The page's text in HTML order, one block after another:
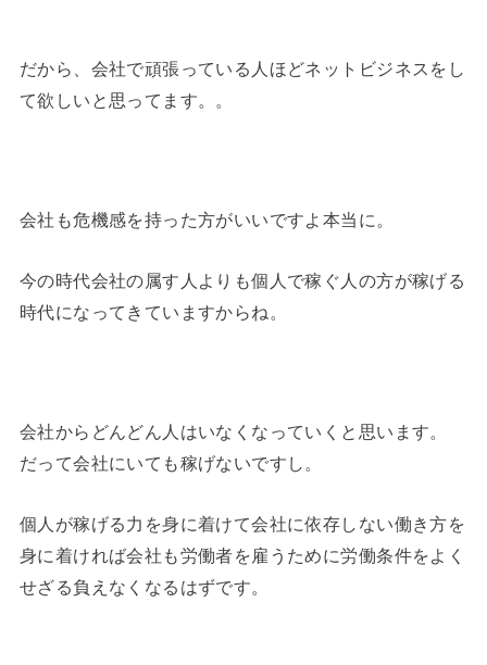
だから、会社で頑張っている人ほどネットビジネスをし
て欲しいと思ってます。。
会社も危機感を持った方がいいですよ本当に。
今の時代会社の属す人よりも個人で稼ぐ人の方が稼げる
時代になってきていますからね。
会社からどんどん人はいなくなっていくと思います。
だって会社にいても稼げないですし。
個人が稼げる力を身に着けて会社に依存しない働き方を
身に着ければ会社も労働者を雇うために労働条件をよく
せざる負えなくなるはずです。